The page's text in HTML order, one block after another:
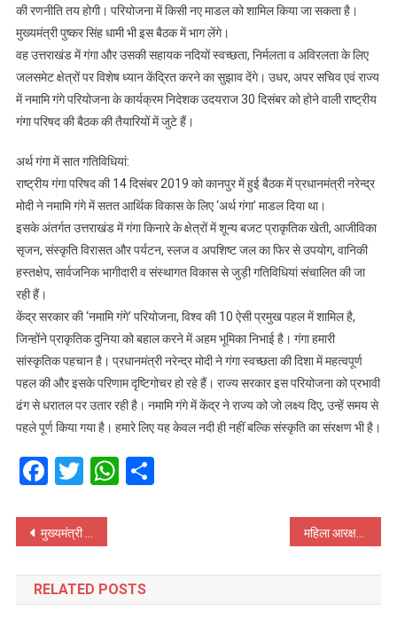
की रणनीति तय होगी। परियोजना में किसी नए माडल को शामिल किया जा सकता है।
मुख्यमंत्री पुष्कर सिंह धामी भी इस बैठक में भाग लेंगे।
वह उत्तराखंड में गंगा और उसकी सहायक नदियों स्वच्छता, निर्मलता व अविरलता के लिए
जलसमेट क्षेत्रों पर विशेष ध्यान केंद्रित करने का सुझाव देंगे। उधर, अपर सचिव एवं राज्य
में नमामि गंगे परियोजना के कार्यक्रम निदेशक उदयराज 30 दिसंबर को होने वाली राष्ट्रीय
गंगा परिषद की बैठक की तैयारियों में जुटे हैं।
अर्थ गंगा में सात गतिविधियां:
राष्ट्रीय गंगा परिषद की 14 दिसंबर 2019 को कानपुर में हुई बैठक में प्रधानमंत्री नरेन्द्र
मोदी ने नमामि गंगे में सतत आर्थिक विकास के लिए ‘अर्थ गंगा’ माडल दिया था।
इसके अंतर्गत उत्तराखंड में गंगा किनारे के क्षेत्रों में शून्य बजट प्राकृतिक खेती, आजीविका
सृजन, संस्कृति विरासत और पर्यटन, स्लज व अपशिष्ट जल का फिर से उपयोग, वानिकी
हस्तक्षेप, सार्वजनिक भागीदारी व संस्थागत विकास से जुड़ी गतिविधियां संचालित की जा
रही हैं।
केंद्र सरकार की ‘नमामि गंगे’ परियोजना, विश्व की 10 ऐसी प्रमुख पहल में शामिल है,
जिन्होंने प्राकृतिक दुनिया को बहाल करने में अहम भूमिका निभाई है। गंगा हमारी
सांस्कृतिक पहचान है। प्रधानमंत्री नरेन्द्र मोदी ने गंगा स्वच्छता की दिशा में महत्वपूर्ण
पहल की और इसके परिणाम दृष्टिगोचर हो रहे हैं। राज्य सरकार इस परियोजना को प्रभावी
ढंग से धरातल पर उतार रही है। नमामि गंगे में केंद्र ने राज्य को जो लक्ष्य दिए, उन्हें समय से
पहले पूर्ण किया गया है। हमारे लिए यह केवल नदी ही नहीं बल्कि संस्कृति का संरक्षण भी है।
Facebook
TwitterWhatsApp
Share
Post
navigation
मुख्यमंत्री पुष्कर सिंह धामी को मिला स्वच्छ राजनीतिज्ञ सम्मान, नित्यानंद स्वामी जन सेवा समिति ने किया सम्‍मानित
RELATED POSTS